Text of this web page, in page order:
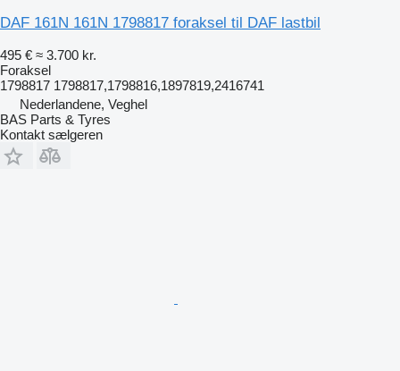
DAF 161N 161N 1798817 foraksel til DAF lastbil
495 € ≈ 3.700 kr.
Foraksel
1798817 1798817,1798816,1897819,2416741
Nederlandene, Veghel
BAS Parts & Tyres
Kontakt sælgeren